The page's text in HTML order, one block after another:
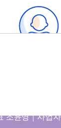
)07797 서울 강서
조윤영｜사업